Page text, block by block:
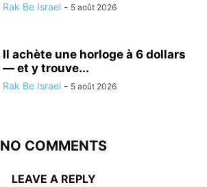
Rak Be Israel - 5 août 2026
Il achète une horloge à 6 dollars
— et y trouve...
Rak Be Israel - 5 août 2026
NO COMMENTS
LEAVE A REPLY